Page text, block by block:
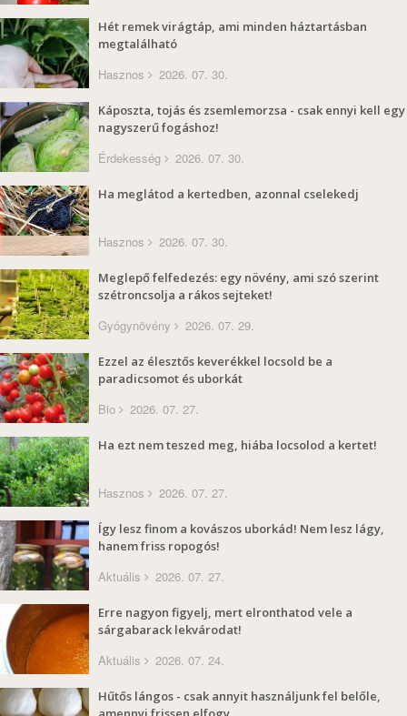
Hét remek virágtáp, ami minden háztartásban
megtalálható
Hasznos 2026. 07. 30.
Káposzta, tojás és zsemlemorzsa - csak ennyi kell egy
nagyszerű fogáshoz!
Érdekesség 2026. 07. 30.
Ha meglátod a kertedben, azonnal cselekedj
Hasznos 2026. 07. 30.
Meglepő felfedezés: egy növény, ami szó szerint
szétroncsolja a rákos sejteket!
Gyógynövény 2026. 07. 29.
Ezzel az élesztős keverékkel locsold be a
paradicsomot és uborkát
Bio 2026. 07. 27.
Ha ezt nem teszed meg, hiába locsolod a kertet!
Hasznos 2026. 07. 27.
Így lesz finom a kovászos uborkád! Nem lesz lágy,
hanem friss ropogós!
Aktuális 2026. 07. 27.
Erre nagyon figyelj, mert elronthatod vele a
sárgabarack lekvárodat!
Aktuális 2026. 07. 24.
Hűtős lángos - csak annyit használjunk fel belőle,